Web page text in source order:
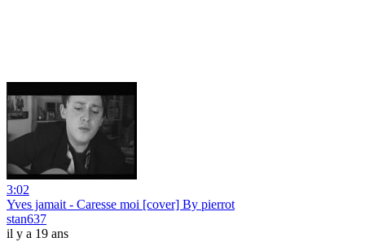
3:02
Yves jamait - Caresse moi [cover] By pierrot
stan637
il y a 19 ans